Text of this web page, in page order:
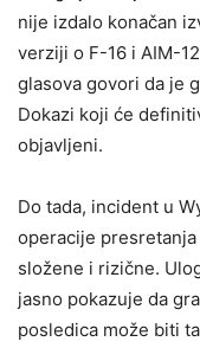
nije izdalo konačan
verziji o F-16 i AIM-
glasova govori da je
Dokazi koji će
objavljeni.
Do tada, incident u
operacije
složene i rizične.
jasno pokazuje da
posledica može biti